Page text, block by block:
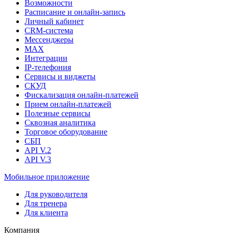
Возможности
Расписание и онлайн-запись
Личный кабинет
CRM-система
Мессенджеры
MAX
Интеграции
IP-телефония
Сервисы и виджеты
СКУД
Фискализация онлайн‑платежей
Прием онлайн-платежей
Полезные сервисы
Сквозная аналитика
Торговое оборудование
СБП
API V.2
API V.3
Мобильное приложение
Для руководителя
Для тренера
Для клиента
Компания